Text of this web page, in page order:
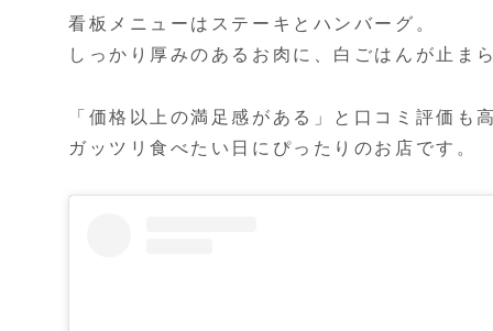
看板メニューはステーキとハンバーグ。
しっかり厚みのあるお肉に、白ごはんが止ま
「価格以上の満足感がある」と口コミ評価も
ガッツリ食べたい日にぴったりのお店です。